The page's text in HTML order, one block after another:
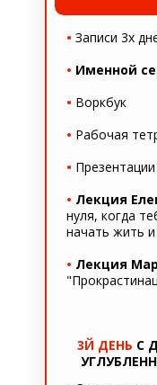
• Записи 3х
• Именной
• Воркбук
• Рабочая
•
• Лекция
нуля, когда
начать жить
• Лекция
3Й ДЕНЬ С